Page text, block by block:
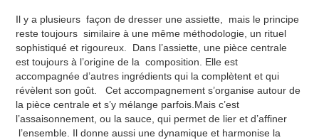
Il y a plusieurs façon de dresser une assiette, mais le principe
reste toujours similaire à une même méthodologie, un rituel
sophistiqué et rigoureux. Dans l’assiette, une pièce centrale
est toujours à l’origine de la composition. Elle est
accompagnée d’autres ingrédients qui la complètent et qui
révèlent son goût. Cet accompagnement s’organise autour de
la pièce centrale et s’y mélange parfois.Mais c’est
l’assaisonnement, ou la sauce, qui permet de lier et d’affiner
l’ensemble. Il donne aussi une dynamique et harmonise la